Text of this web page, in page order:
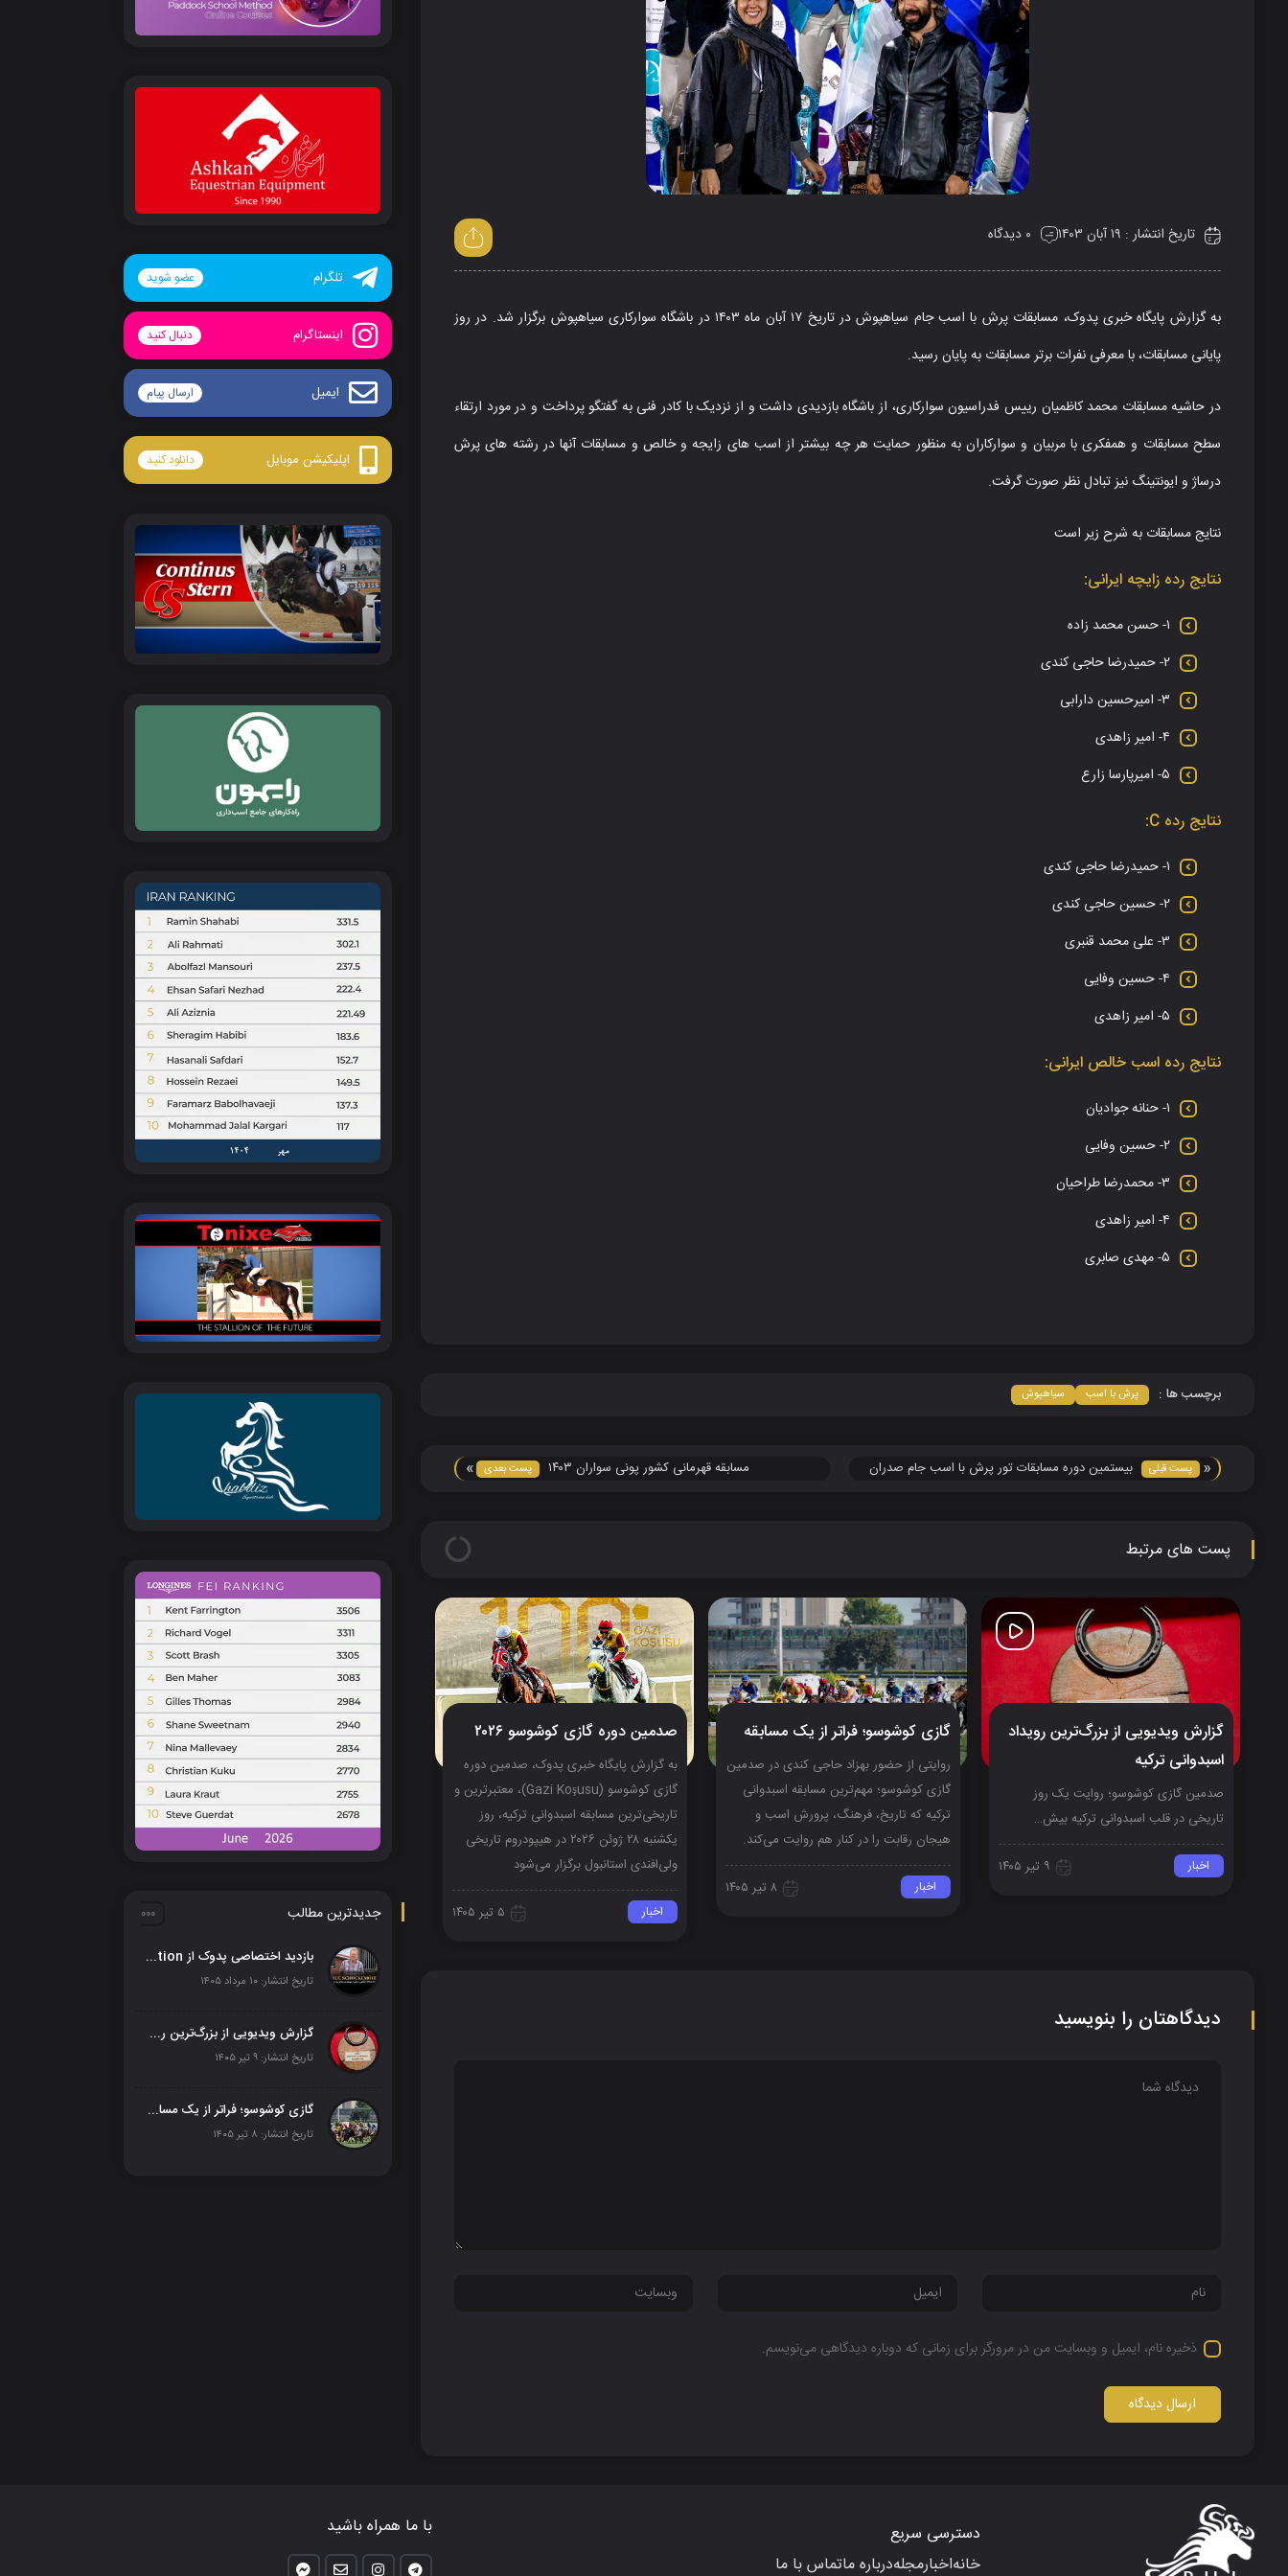
تاریخ انتشار : ۱۹ آبان ۱۴۰۳ ۰ دیدگاه
به گزارش پایگاه خبری پدوک، مسابقات پرش با اسب جام سیاهپوش در تاریخ ۱۷ آبان ماه ۱۴۰۳ در باشگاه سوارکاری سیاهپوش برگزار شد. در روز
پایانی مسابقات، با معرفی نفرات برتر مسابقات به پایان رسید.
در حاشیه مسابقات محمد کاظمیان رییس فدراسیون سوارکاری، از باشگاه بازدیدی داشت و از نزدیک با کادر فنی به گفتگو پرداخت و در مورد ارتقاء
سطح مسابقات و همفکری با مربیان و سوارکاران به منظور حمایت هر چه بیشتر از اسب های زایجه و خالص و مسابقات آنها در رشته های پرش
درساژ و ایونتینگ نیز تبادل نظر صورت گرفت.
نتایج مسابقات به شرح زیر است
نتایج رده زایچه ایرانی:
۱- حسن محمد زاده
۲- حمیدرضا حاجی کندی
۳- امیرحسین دارابی
۴- امیر زاهدی
۵- امیرپارسا زارع
نتایج رده C:
۱- حمیدرضا حاجی کندی
۲- حسین حاجی کندی
۳- علی محمد قنبری
۴- حسین وفایی
۵- امیر زاهدی
نتایج رده اسب خالص ایرانی:
۱- حنانه جوادیان
۲- حسین وفایی
۳- محمدرضا طراحیان
۴- امیر زاهدی
۵- مهدی صابری
برچسب ها : پرش با اسب سیاهپوش
« پست قبلی
بیستمین دوره مسابقات تور پرش با اسب جام صدران
مسابقه قهرمانی کشور پونی سواران ۱۴۰۳ پست بعدی »
پست های مرتبط
گزارش ویدیویی از بزرگ‌ترین رویداد
اسبدوانی ترکیه
صدمین گازی کوشوسو؛ روایت یک روز
تاریخی در قلب اسبدوانی ترکیه بیش…
اخبار ۹ تیر ۱۴۰۵
گازی کوشوسو؛ فراتر از یک مسابقه
روایتی از حضور بهزاد حاجی کندی در صدمین
گازی کوشوسو؛ مهم‌ترین مسابقه اسبدوانی
ترکیه که تاریخ، فرهنگ، پرورش اسب و
هیجان رقابت را در کنار هم روایت می‌کند.
اخبار ۸ تیر ۱۴۰۵
صدمین دوره گازی کوشوسو ۲۰۲۶
به گزارش پایگاه خبری پدوک، صدمین دوره
گازی کوشوسو (Gazi Koşusu)، معتبرترین و
تاریخی‌ترین مسابقه اسبدوانی ترکیه، روز
یکشنبه ۲۸ ژوئن ۲۰۲۶ در هیپودروم تاریخی
ولی‌افندی استانبول برگزار می‌شود
اخبار ۵ تیر ۱۴۰۵
دیدگاهتان را بنویسید
ذخیره نام، ایمیل و وبسایت من در مرورگر برای زمانی که دوباره دیدگاهی می‌نویسم.
تلگرام عضو شوید
اینستاگرام دنبال کنید
ایمیل ارسال پیام
اپلیکیشن موبایل دانلود کنید
جدیدترین مطالب
بازدید اختصاصی پدوک از Paul Schockemöhle Stallion Station | بزرگ‌ترین مرکز پرورش اسب آلمان
تاریخ انتشار: ۱۰ مرداد ۱۴۰۵
گزارش ویدیویی از بزرگ‌ترین رویداد اسبدوانی ترکیه
تاریخ انتشار: ۹ تیر ۱۴۰۵
گازی کوشوسو؛ فراتر از یک مسابقه
تاریخ انتشار: ۸ تیر ۱۴۰۵
دسترسی سریع
خانهاخبارمجلهدرباره ماتماس با ما
با ما همراه باشید